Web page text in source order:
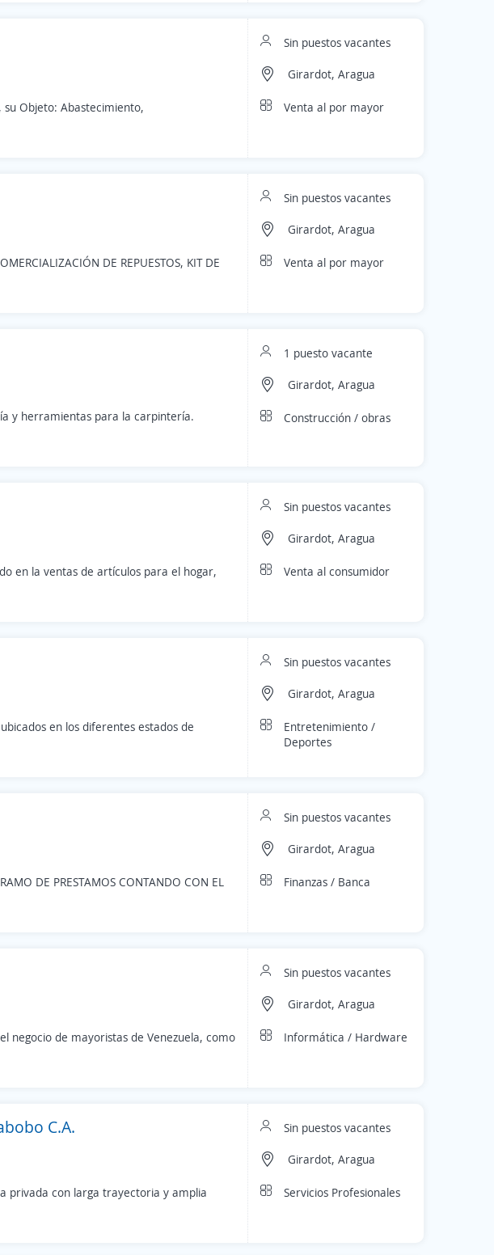
su Objeto: Abastecimiento,
Sin puestos vacantes
Girardot, Aragua
Venta al por mayor
DE REPUESTOS, KIT DE
Sin puestos vacantes
Girardot, Aragua
Venta al por mayor
y herramientas para la carpintería.
1 puesto vacante
Girardot, Aragua
Construcción / obras
en la ventas de artículos para el hogar,
Sin puestos vacantes
Girardot, Aragua
Venta al consumidor
en los diferentes estados de
Sin puestos vacantes
Girardot, Aragua
Entretenimiento /
Deportes
DE PRESTAMOS CONTANDO CON EL
Sin puestos vacantes
Girardot, Aragua
Finanzas / Banca
negocio de mayoristas de Venezuela, como
Sin puestos vacantes
Girardot, Aragua
Informática / Hardware
C.A.
privada con larga trayectoria y amplia
Sin puestos vacantes
Girardot, Aragua
Servicios Profesionales